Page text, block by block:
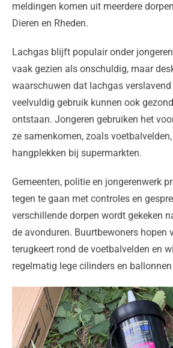
meldingen komen uit meerdere
Dieren en Rheden.
Lachgas blijft populair onder
vaak gezien als onschuldig, maar
waarschuwen dat lachgas
veelvuldig gebruik kunnen ook
ontstaan. Jongeren gebruiken het
ze samenkomen, zoals
hangplekken bij supermarkten.
Gemeenten, politie en jongerenwerk
tegen te gaan met controles en
verschillende dorpen wordt gekeken
de avonduren. Buurtbewoners hopen
terugkeert rond de voetbalvelden en
regelmatig lege cilinders en